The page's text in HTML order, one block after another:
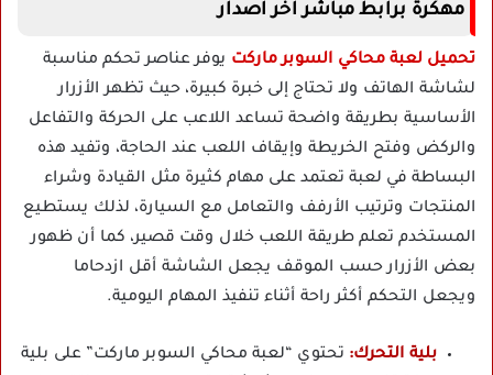
مهكرة برابط مباشر اخر اصدار
تحميل لعبة محاكي السوبر ماركت يوفر عناصر تحكم مناسبة
لشاشة الهاتف ولا تحتاج إلى خبرة كبيرة، حيث تظهر الأزرار
الأساسية بطريقة واضحة تساعد اللاعب على الحركة والتفاعل
والركض وفتح الخريطة وإيقاف اللعب عند الحاجة، وتفيد هذه
البساطة في لعبة تعتمد على مهام كثيرة مثل القيادة وشراء
المنتجات وترتيب الأرفف والتعامل مع السيارة، لذلك يستطيع
المستخدم تعلم طريقة اللعب خلال وقت قصير، كما أن ظهور
بعض الأزرار حسب الموقف يجعل الشاشة أقل ازدحاما
ويجعل التحكم أكثر راحة أثناء تنفيذ المهام اليومية.
بلية التحرك: تحتوي “لعبة محاكي السوبر ماركت” على بلية